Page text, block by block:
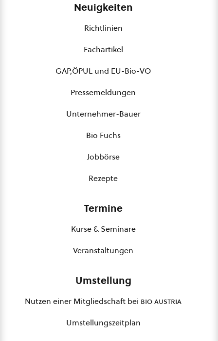
Neuigkeiten
Richtlinien
Fachartikel
GAP,ÖPUL und EU-Bio-VO
Pressemeldungen
Unternehmer-Bauer
Bio Fuchs
Jobbörse
Rezepte
Termine
Kurse & Seminare
Veranstaltungen
Umstellung
Nutzen einer Mitgliedschaft bei bio austria
Umstellungszeitplan